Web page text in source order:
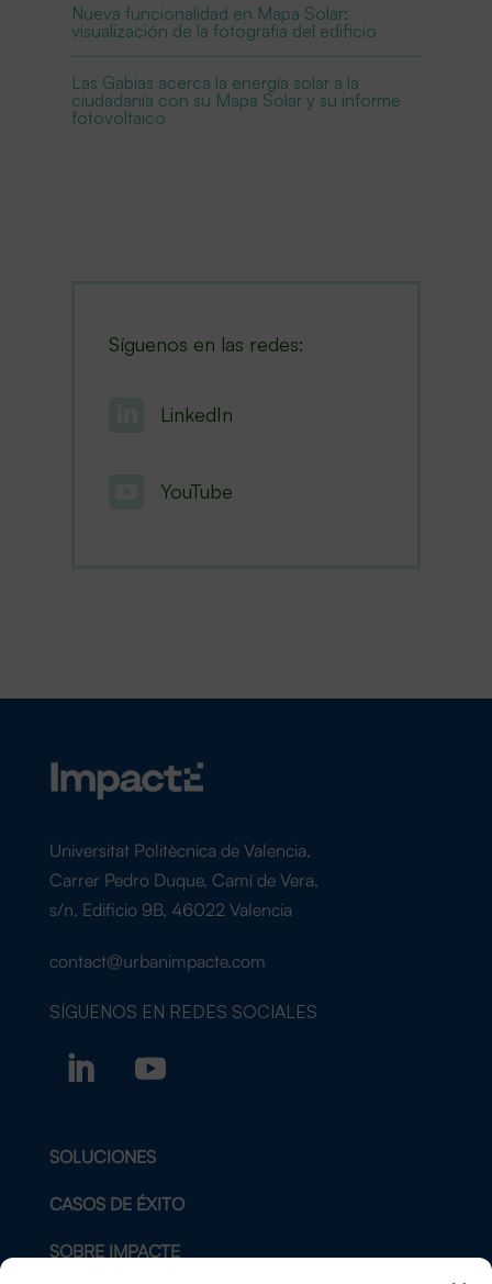
Nueva funcionalidad en Mapa Solar:
visualización de la fotografía del edificio
Las Gabias acerca la energía solar a la
ciudadanía con su Mapa Solar y su informe
fotovoltaico
Síguenos en las redes:
LinkedIn
YouTube
Universitat Politècnica de Valencia,
Carrer Pedro Duque, Camí de Vera,
s/n, Edificio 9B, 46022 Valencia
contact@urbanimpacte.com
SÍGUENOS EN REDES SOCIALES
SOLUCIONES
CASOS DE ÉXITO
SOBRE IMPACTE